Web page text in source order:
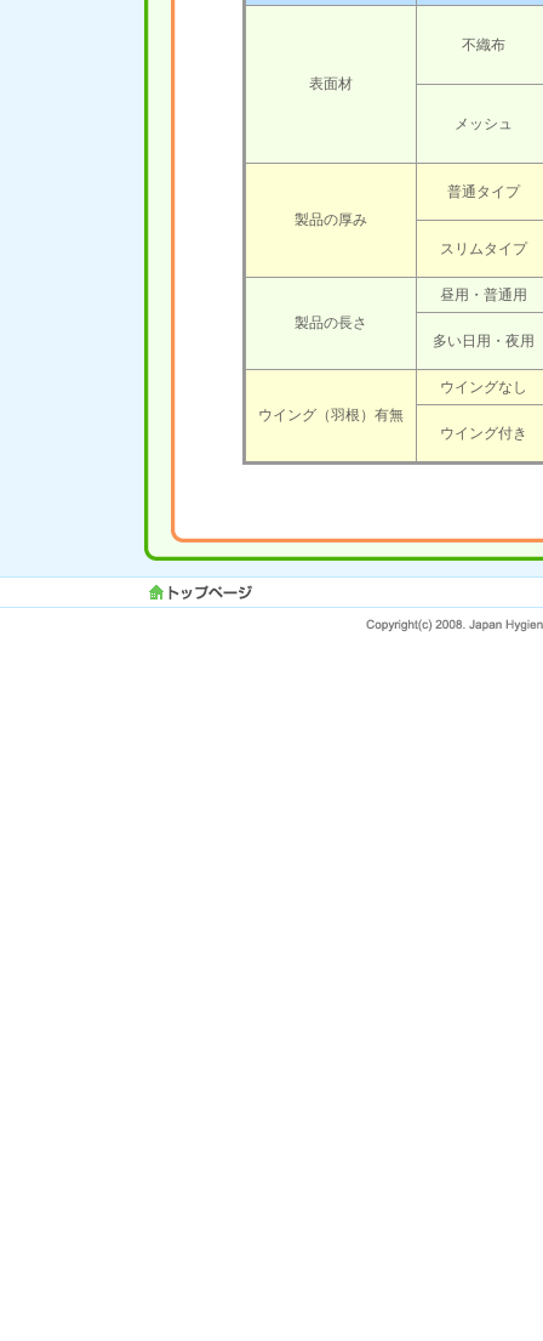
表面材
不織布
メッシュ
製品の厚み
普通タイプ
スリムタイプ
製品の長さ
昼用・普通用
多い日用・夜用
ウイング（羽根）有無
ウイングなし
ウイング付き